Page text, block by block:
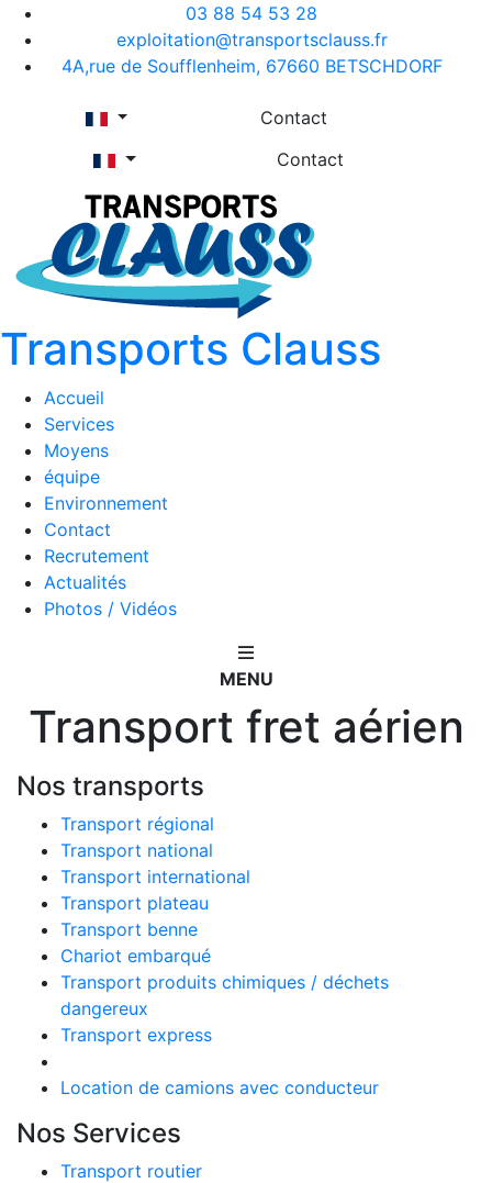
03 88 54 53 28
exploitation@transportsclauss.fr
4A,rue de Soufflenheim, 67660 BETSCHDORF
Contact
Contact
Transports Clauss
Accueil
Services
Moyens
équipe
Environnement
Contact
Recrutement
Actualités
Photos / Vidéos
MENU
Transport fret aérien
Nos transports
Transport régional
Transport national
Transport international
Transport plateau
Transport benne
Chariot embarqué
Transport produits chimiques / déchets
dangereux
Transport express
Location de camions avec conducteur
Nos Services
Transport routier